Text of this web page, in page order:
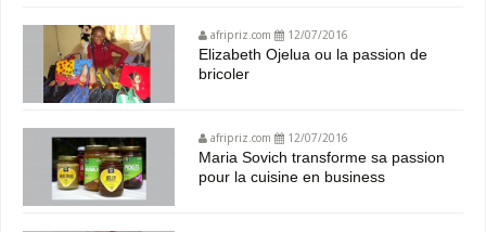
afripriz.com 12/07/2016
Elizabeth Ojelua ou la passion de
bricoler
afripriz.com 12/07/2016
Maria Sovich transforme sa passion
pour la cuisine en business